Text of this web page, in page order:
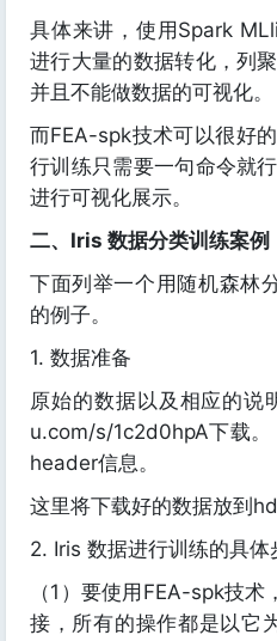
具体来讲，使用Spark
进行大量的数据转化，列
并且不能做数据的可视化。
而FEA-spk技术可以很好
行训练只需要一句命令就
进行可视化展示。
二、Iris 数据分类训练案例
下面列举一个用随机森林
的例子。
1. 数据准备
原始的数据以及相应的
u.com/s/1c2d0hpA下载。
header信息。
这里将下载好的数据放到
2. Iris 数据进行训练的具体
（1）要使用FEA-spk技
接，所有的操作都是以它